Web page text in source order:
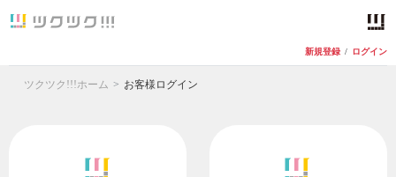
新規登録 / ログイン
ツクツク!!!ホーム お客様ログイン